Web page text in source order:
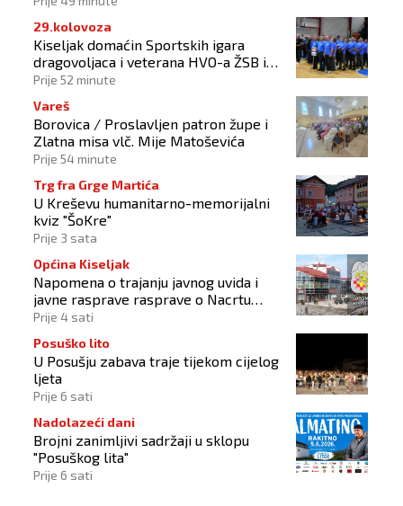
29.kolovoza
Kiseljak domaćin Sportskih igara
dragovoljaca i veterana HVO-a ŽSB i
Dana branitelja
Prije 52 minute
Vareš
Borovica / Proslavljen patron župe i
Zlatna misa vlč. Mije Matoševića
Prije 54 minute
Trg fra Grge Martića
U Kreševu humanitarno-memorijalni
kviz "ŠoKre"
Prije 3 sata
Općina Kiseljak
Napomena o trajanju javnog uvida i
javne rasprave rasprave o Nacrtu
prostornog plana
Prije 4 sati
Posuško lito
U Posušju zabava traje tijekom cijelog
ljeta
Prije 6 sati
Nadolazeći dani
Brojni zanimljivi sadržaji u sklopu
"Posuškog lita"
Prije 6 sati